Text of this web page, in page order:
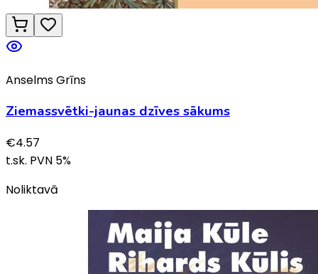
Anselms Grīns
Ziemassvētki-jaunas dzīves sākums
€4.57
t.sk. PVN 5%
Noliktavā